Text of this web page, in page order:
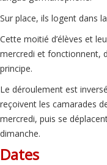
Sur place, ils logent dans
Cette moitié d’élèves et
mercredi et fonctionnent,
principe.
Le déroulement est
reçoivent les camarades
mercredi, puis se
dimanche.
Dates